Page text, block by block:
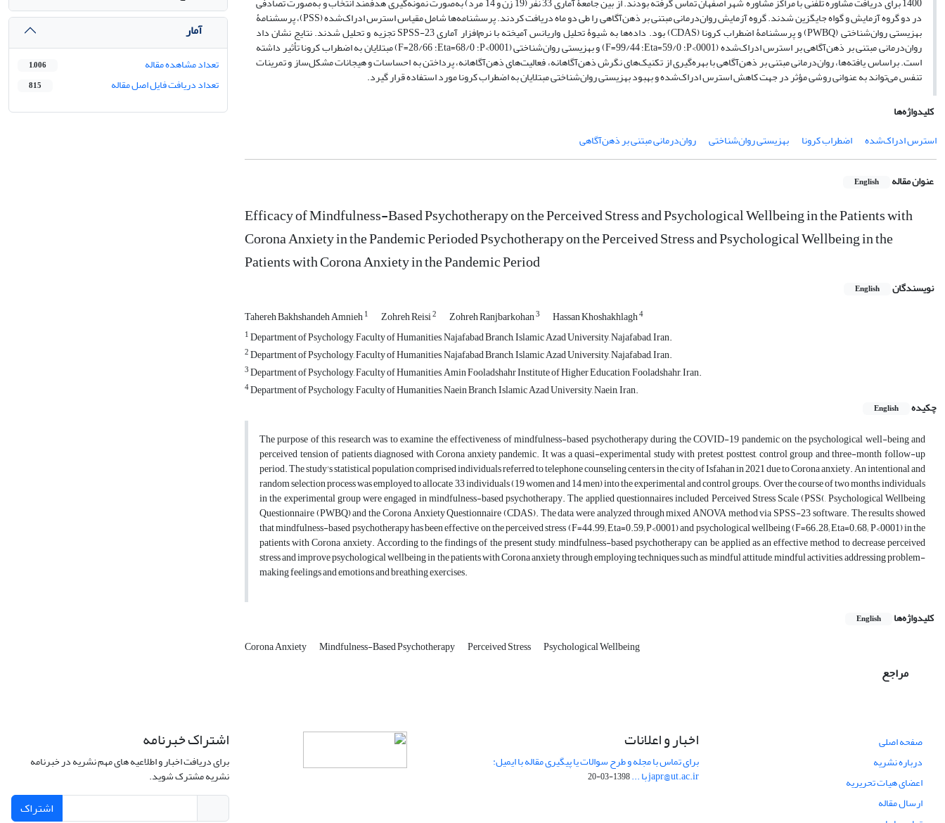
در دو گروه آزمایش و گواه جایگزین شدند. گروه آزمایش روان‌درمانی مبتنی بر ذهن‌آگاهی را طی دو ماه دریافت کردند. پرسشنامه‌ها شامل مقیاس استرس ادراک‌شده (PSS)، پرسشنامۀ
بهزیستی روان‌شناختی (PWBQ) و پرسشنامۀ اضطراب کرونا (CDAS) بود. داده‌ها به شیوۀ تحلیل واریانس آمیخته با نرم‌افزار آماری SPSS-23 تجزیه و تحلیل شدند. نتایج نشان داد
روان‌درمانی مبتنی بر ذهن‌آگاهی بر استرس ادراک‌شده (0001>P؛ 59/0=Eta؛ 99/44=F) و بهزیستی روان‌شناختی (0001>P؛ 68/0=Eta؛ 28/66=F) مبتلایان به اضطراب کرونا تأثیر داشته
است. براساس یافته‌ها، روان‌درمانی مبتنی بر ذهن‌آگاهی با بهره‌گیری از تکنیک‌های نگرش ذهن‌آگاهانه، فعالیت‌های ذهن‌آگاهانه، پرداختن به احساسات و هیجانات مشکل‌ساز و تمرینات
تنفس می‌تواند به عنوانی روشی مؤثر در جهت کاهش استرس ادراک‌شده و بهبود بهزیستی روان‌شناختی مبتلایان به اضطراب کرونا مورد استفاده قرار گیرد.
کلیدواژه‌ها
استرس ادراک‌شده
اضطراب کرونا بهزیستی روان‌شناختی روان‌درمانی مبتنی بر ذهن‌آگاهی
عنوان مقاله English
Efficacy of Mindfulness-Based Psychotherapy on the Perceived Stress and Psychological Wellbeing in the Patients with
Corona Anxiety in the Pandemic Perioded Psychotherapy on the Perceived Stress and Psychological Wellbeing in the
Patients with Corona Anxiety in the Pandemic Period
نویسندگان English
Tahereh Bakhshandeh Amnieh1 Zohreh Reisi2 Zohreh Ranjbarkohan3 Hassan Khoshakhlagh4
1Department of Psychology, Faculty of Humanities, Najafabad Branch, Islamic Azad University, Najafabad, Iran.
2Department of Psychology, Faculty of Humanities, Najafabad Branch, Islamic Azad University, Najafabad, Iran.
3Department of Psychology, Faculty of Humanities, Amin Fooladshahr Institute of Higher Education, Fooladshahr, Iran.
4Department of Psychology, Faculty of Humanities, Naein Branch, Islamic Azad University, Naein, Iran.
چکیده
English
The purpose of this research was to examine the effectiveness of mindfulness-based psychotherapy during the COVID-19 pandemic on the psychological well-being and
perceived tension of patients diagnosed with Corona anxiety pandemic. It was a quasi-experimental study with pretest, posttest, control group and three-month follow-up
period. The study's statistical population comprised individuals referred to telephone counseling centers in the city of Isfahan in 2021 due to Corona anxiety. An intentional and
random selection process was employed to allocate 33 individuals (19 women and 14 men) into the experimental and control groups. Over the course of two months, individuals
in the experimental group were engaged in mindfulness-based psychotherapy. The applied questionnaires included Perceived Stress Scale (PSS(, Psychological Wellbeing
Questionnaire (PWBQ) and the Corona Anxiety Questionnaire (CDAS). The data were analyzed through mixed ANOVA method via SPSS-23 software. The results showed
that mindfulness-based psychotherapy has been effective on the perceived stress (F=44.99; Eta=0.59; P<0001) and psychological wellbeing (F=66.28; Eta=0.68; P<0001) in the
patients with Corona anxiety. According to the findings of the present study, mindfulness-based psychotherapy can be applied as an effective method to decrease perceived
stress and improve psychological wellbeing in the patients with Corona anxiety through employing techniques such as mindful attitude, mindful activities, addressing problem-
making feelings and emotions and breathing exercises.
کلیدواژه‌ها English
Corona Anxiety Mindfulness-Based Psychotherapy Perceived Stress Psychological Wellbeing
مراجع
آمار
تعداد مشاهده مقاله 1,006
تعداد دریافت فایل اصل مقاله 815
صفحه اصلی
درباره نشریه
اعضای هیات تحریریه
ارسال مقاله
اخبار و اعلانات
برای تماس با مجله و طرح سوالات یا پیگیری مقاله با ایمیل:
japr@ut.ac.ir با ... 1398-03-20
اشتراک خبرنامه
برای دریافت اخبار و اطلاعیه های مهم نشریه در خبرنامه
نشریه مشترک شوید.
اشتراک